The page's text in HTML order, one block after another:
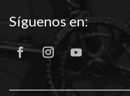
Síguenos en: